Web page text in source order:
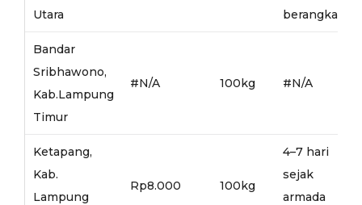
Utara
berangkat
Bandar
Sribhawono,
Kab.Lampung
Timur
#N/A 100kg #N/A
Ketapang,
Kab.
Lampung
Rp8.000 100kg
4–7 hari
sejak
armada